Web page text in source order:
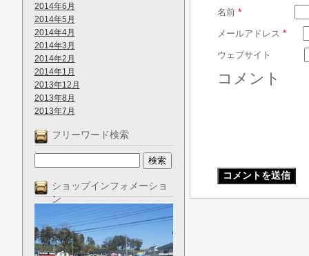
2014年6月
2014年5月
2014年4月
2014年3月
2014年2月
2014年1月
2013年12月
2013年8月
2013年7月
フリーワード検索
ショップインフォメーショ
ン
名前 *
メールアドレス *
ウェブサイト
コメント